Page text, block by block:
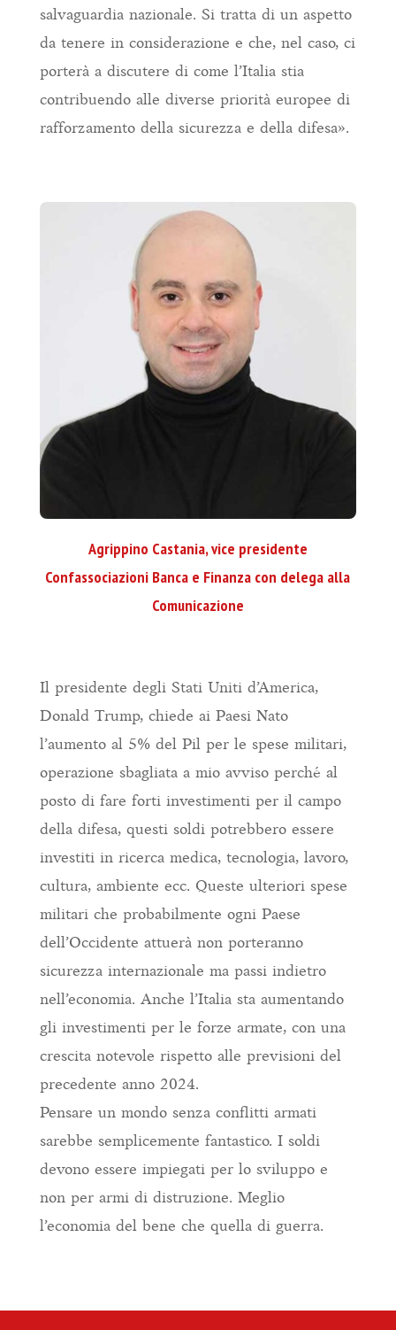
salvaguardia nazionale. Si tratta di un aspetto
da tenere in considerazione e che, nel caso, ci
porterà a discutere di come l’Italia stia
contribuendo alle diverse priorità europee di
rafforzamento della sicurezza e della difesa».
Agrippino Castania, vice presidente
Confassociazioni Banca e Finanza con delega alla
Comunicazione
Il presidente degli Stati Uniti d’America,
Donald Trump, chiede ai Paesi Nato
l’aumento al 5% del Pil per le spese militari,
operazione sbagliata a mio avviso perché al
posto di fare forti investimenti per il campo
della difesa, questi soldi potrebbero essere
investiti in ricerca medica, tecnologia, lavoro,
cultura, ambiente ecc. Queste ulteriori spese
militari che probabilmente ogni Paese
dell’Occidente attuerà non porteranno
sicurezza internazionale ma passi indietro
nell’economia. Anche l’Italia sta aumentando
gli investimenti per le forze armate, con una
crescita notevole rispetto alle previsioni del
precedente anno 2024.
Pensare un mondo senza conflitti armati
sarebbe semplicemente fantastico. I soldi
devono essere impiegati per lo sviluppo e
non per armi di distruzione. Meglio
l’economia del bene che quella di guerra.